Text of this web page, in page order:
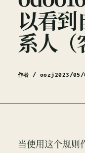
以看到
系人（
作者 / oozj2023/05/
当使用这个规则